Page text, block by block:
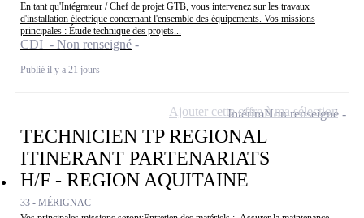
En tant qu'Intégrateur / Chef de projet GTB, vous intervenez sur les travaux
d'installation électrique concernant l'ensemble des équipements. Vos missions
principales : Étude technique des projets...
CDI - Non renseigné
Publié il y a 21 jours
TECHNICIEN TP REGIONAL
ITINERANT PARTENARIATS
H/F - REGION AQUITAINE
33 - MÉRIGNAC
IntérimNon renseigné
Ajouter cette offre à ma sélection